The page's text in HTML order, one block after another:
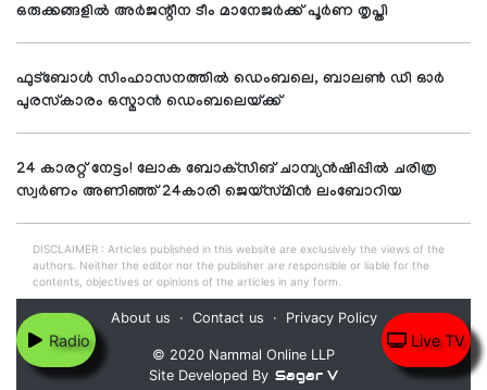
Radio Live TV
ഒരുക്കങ്ങളില്‍ അര്‍ജന്റീന ടീം മാനേജര്‍ക്ക് പൂര്‍ണ തൃപ്തി
ഫുട്ബോൾ സിംഹാസനത്തിൽ ഡെംബലെ, ബാലൺ ഡി ഓർ
പുരസ്കാരം ഒസ്മാൻ ഡെംബലെയ്ക്ക്
24 കാരറ്റ് നേട്ടം! ലോക ബോക്‌സിങ് ചാമ്പ്യൻഷിപ്പിൽ ചരിത്ര
സ്വര്‍ണം അണിഞ്ഞ് 24കാരി ജെയ്‌സ്‌മിൻ ലംബോറിയ
DISCLAIMER : Articles published in this website are exclusively the views of the
authors. Neither the editor nor the publisher are responsible or liable for the
contents, objectives or opinions of the articles in any form.
© 2020 Nammal Online LLP
About us Contact us Privacy Policy
Site Developed By Sagar V